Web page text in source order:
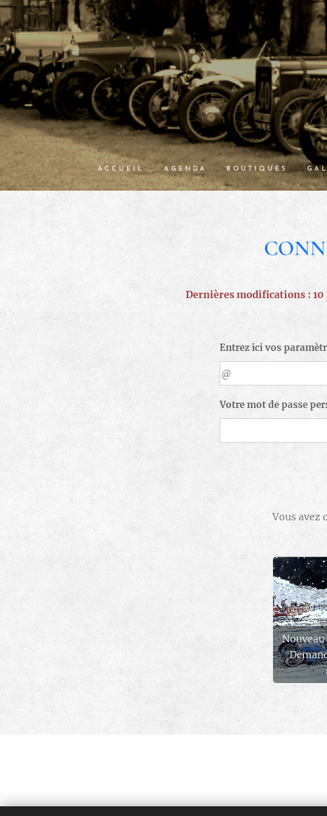
ACCUEIL AGENDA BOUTIQUES
Dernières modifications :
Entrez ici vos
Votre mot de passe
Vous avez